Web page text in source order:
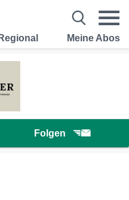
Regional Meine Abos
Folgen